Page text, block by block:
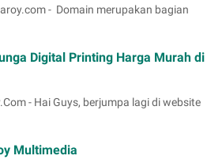
- Domain merupakan bagian
Digital Printing Harga Murah di
- Hai Guys, berjumpa lagi di website
Multimedia